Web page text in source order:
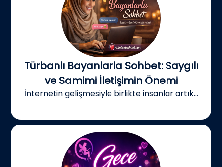
Türbanlı Bayanlarla Sohbet: Saygılı
ve Samimi İletişimin Önemi
İnternetin gelişmesiyle birlikte insanlar artık...